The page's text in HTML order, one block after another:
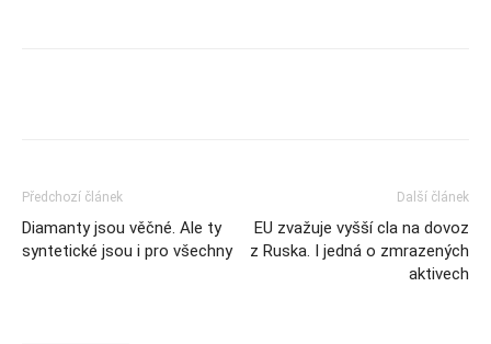
Předchozí článek
Diamanty jsou věčné. Ale ty
syntetické jsou i pro všechny
Další článek
EU zvažuje vyšší cla na dovoz
z Ruska. I jedná o zmrazených
aktivech